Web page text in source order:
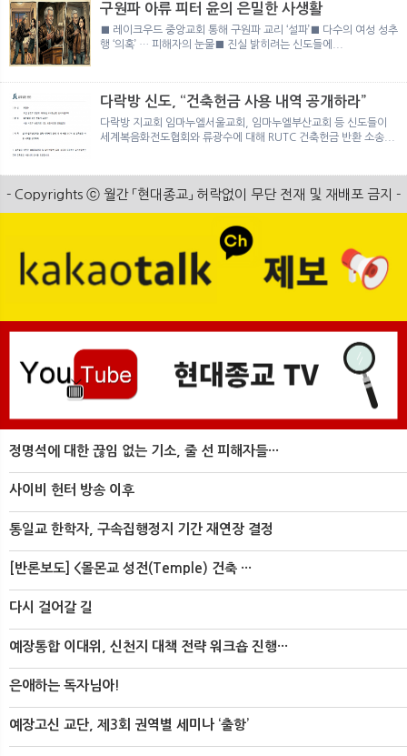
구원파 아류 피터 윤의 은밀한 사생활
■ 레이크우드 중앙교회 통해 구원파 교리 ‘설파’■ 다수의 여성 성추
행 ‘의혹’ … 피해자의 눈물■ 진실 밝히려는 신도들에...
다락방 신도, “건축헌금 사용 내역 공개하라”
다락방 지교회 임마누엘서울교회, 임마누엘부산교회 등 신도들이
세계복음화전도협회와 류광수에 대해 RUTC 건축헌금 반환 소송...
- Copyrights ⓒ 월간 「현대종교」 허락없이 무단 전재 및 재배포 금지 -
정명석에 대한 끊임 없는 기소, 줄 선 피해자들···
사이비 헌터 방송 이후
통일교 한학자, 구속집행정지 기간 재연장 결정
[반론보도] <몰몬교 성전(Temple) 건축 ···
다시 걸어갈 길
예장통합 이대위, 신천지 대책 전략 워크숍 진행···
은애하는 독자님아!
예장고신 교단, 제3회 권역별 세미나 ‘출항’